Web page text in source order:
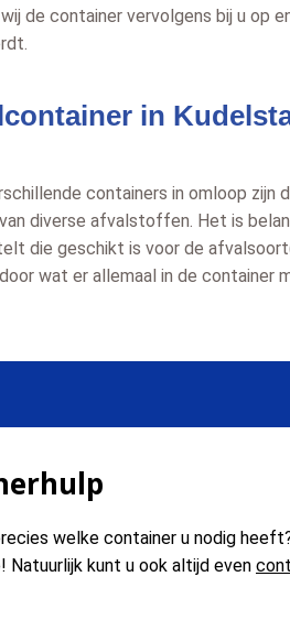
de container vervolgens bij u op
in
containers in omloop zijn
diverse afvalstoffen. Het is
die geschikt is voor de
wat er allemaal in de container
welke container u nodig
Natuurlijk kunt u ook altijd even